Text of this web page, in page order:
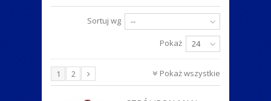
+
IMPREZA W STYLU
+
Sortuj wg
--
Pokaż
24
Pokaż wszystkie
1 2